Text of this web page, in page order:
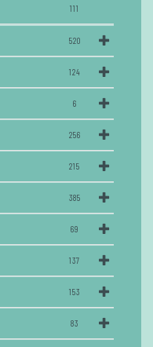
111
520
124
6
256
215
385
69
137
153
83